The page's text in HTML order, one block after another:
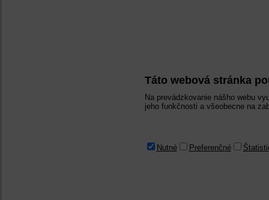
Táto webová stránka
Na prevádzkovanie nášho webu
jeho funkčnosti a všeobecne na
Nutné Preferenčné